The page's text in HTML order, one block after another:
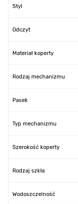
Styl
Odczyt
Materiał koperty
Rodzaj mechanizmu
Pasek
Typ mechanizmu
Szerokość koperty
Rodzaj szkła
Wodoszczelność